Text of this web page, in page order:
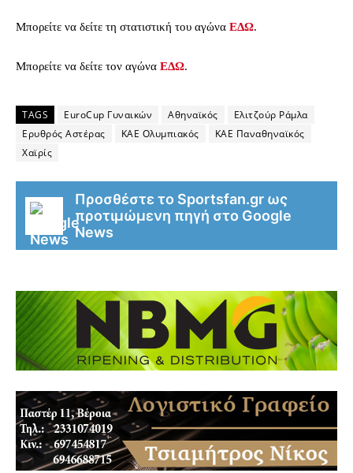
Μπορείτε να δείτε τη στατιστική του αγώνα ΕΔΩ.
Μπορείτε να δείτε τον αγώνα ΕΔΩ.
TAGS EuroCup Γυναικών Αθηναϊκός
Ελιτζούρ Ράμλα
Ερυθρός Αστέρας
ΚΑΕ Ολυμπιακός
ΚΑΕ Παναθηναϊκός
Χαϊρίς
Προσθέστε το Sportsfan.gr ως
προτιμώμενη πηγή στο Google
News